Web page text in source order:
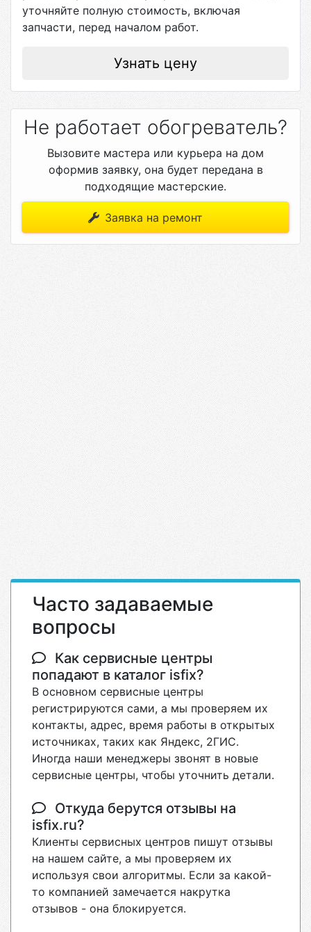
уточняйте полную стоимость, включая
запчасти, перед началом работ.
Узнать цену
Не работает обогреватель?
Вызовите мастера или курьера на дом
оформив заявку, она будет передана в
подходящие мастерские.
Заявка на ремонт
Часто задаваемые
вопросы
Как сервисные центры
попадают в каталог isfix?
В основном сервисные центры
регистрируются сами, а мы проверяем их
контакты, адрес, время работы в открытых
источниках, таких как Яндекс, 2ГИС.
Иногда наши менеджеры звонят в новые
сервисные центры, чтобы уточнить детали.
Откуда берутся отзывы на
isfix.ru?
Клиенты сервисных центров пишут отзывы
на нашем сайте, а мы проверяем их
используя свои алгоритмы. Если за какой-
то компанией замечается накрутка
отзывов - она блокируется.